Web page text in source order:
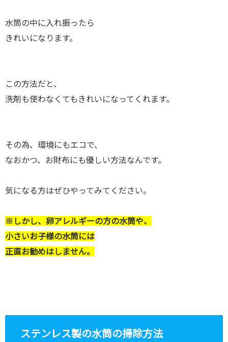
水筒の中に入れ振ったら
きれいになります。
この方法だと、
洗剤も使わなくてもきれいになってくれます。
その為、環境にもエコで、
なおかつ、お財布にも優しい方法なんです。
気になる方はぜひやってみてください。
※しかし、卵アレルギーの方の水筒や、
小さいお子様の水筒には
正直お勧めはしません。
ステンレス製の水筒の掃除方法